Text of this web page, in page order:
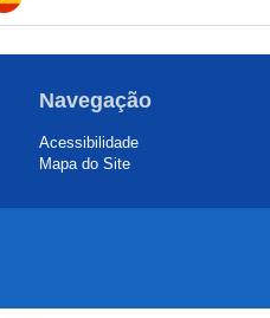
Navegação
Acessibilidade
Mapa do Site